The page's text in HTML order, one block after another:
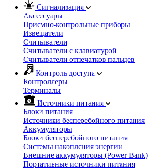
Сигнализация
Аксессуары
Приемно-контрольные приборы
Извещатели
Считыватели
Cчитыватели с клавиатурой
Cчитыватели отпечатков пальцев
Контроль доступа
Контроллеры
Терминалы
Источники питания
Блоки питания
Источники бесперебойного питания
Аккумуляторы
Блоки бесперебойного питания
Системы накопления энергии
Внешние аккумуляторы (Power Bank)
Портативные источники питания